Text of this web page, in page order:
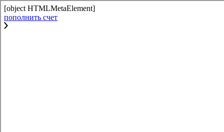
[object HTMLMetaElement]
пополнить счет